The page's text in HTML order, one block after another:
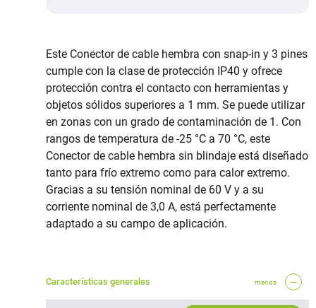
Este Conector de cable hembra con snap-in y 3 pines
cumple con la clase de protección IP40 y ofrece
protección contra el contacto con herramientas y
objetos sólidos superiores a 1 mm. Se puede utilizar
en zonas con un grado de contaminación de 1. Con
rangos de temperatura de -25 °C a 70 °C, este
Conector de cable hembra sin blindaje está diseñado
tanto para frío extremo como para calor extremo.
Gracias a su tensión nominal de 60 V y a su
corriente nominal de 3,0 A, está perfectamente
adaptado a su campo de aplicación.
Características generales menos